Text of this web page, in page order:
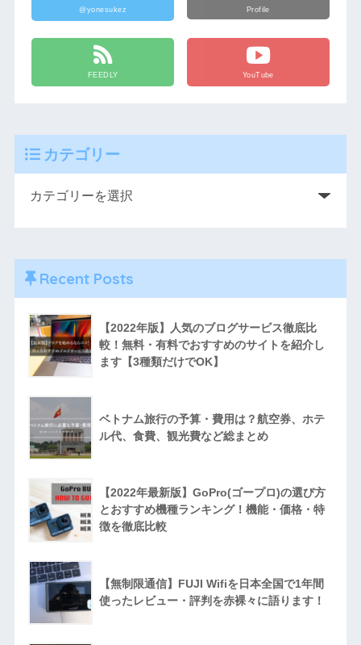
@yonesukez Profile
FEEDLY YouTube
カテゴリー
Recent Posts
【2022年版】人気のブログサービス徹底比
較！無料・有料でおすすめのサイトを紹介し
ます【3種類だけでOK】
ベトナム旅行の予算・費用は？航空券、ホテ
ル代、食費、観光費など総まとめ
【2022年最新版】GoPro(ゴープロ)の選び方
とおすすめ機種ランキング！機能・価格・特
徴を徹底比較
【無制限通信】FUJI Wifiを日本全国で1年間
使ったレビュー・評判を赤裸々に語ります！